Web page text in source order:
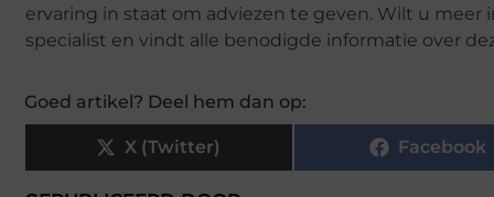
ervaring in staat om adviezen te geven. Wilt u
specialist en vindt alle benodigde informatie over
Goed artikel? Deel hem dan op:
X (Twitter) Facebook